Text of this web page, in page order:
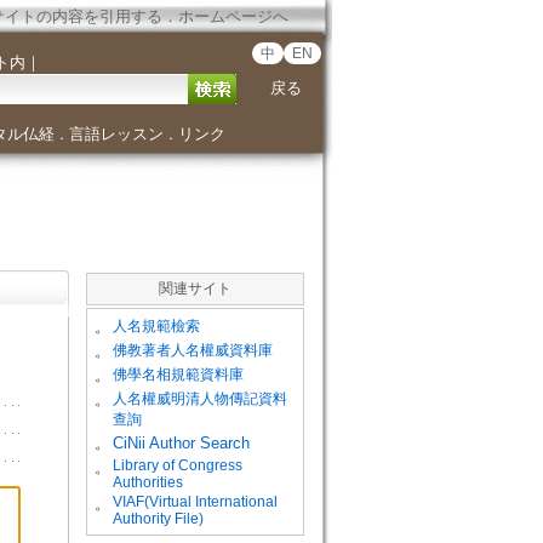
イトの内容を引用する．ホームページへ
内 ｜ 中 EN
戻る
ル仏経． 言語レッスン ． リンク
関連サイト
。 人名規範檢索
。 佛教著者人名權威資料庫
。 佛學名相規範資料庫
。
人名權威明清人物傳記資料
查詢
。
CiNii Author Search
。
Library of Congress
Authorities
。
VIAF(Virtual International
Authority File)